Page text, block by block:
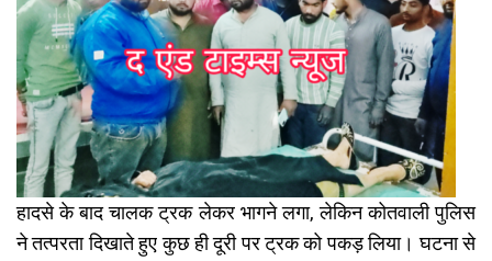
हादसे के बाद चालक ट्रक लेकर भागने लगा, लेकिन कोतवाली पुलिस
ने तत्परता दिखाते हुए कुछ ही दूरी पर ट्रक को पकड़ लिया। घटना से